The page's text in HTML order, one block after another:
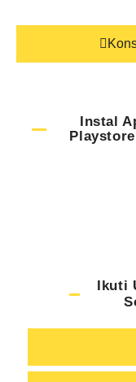
Instal
Ikuti